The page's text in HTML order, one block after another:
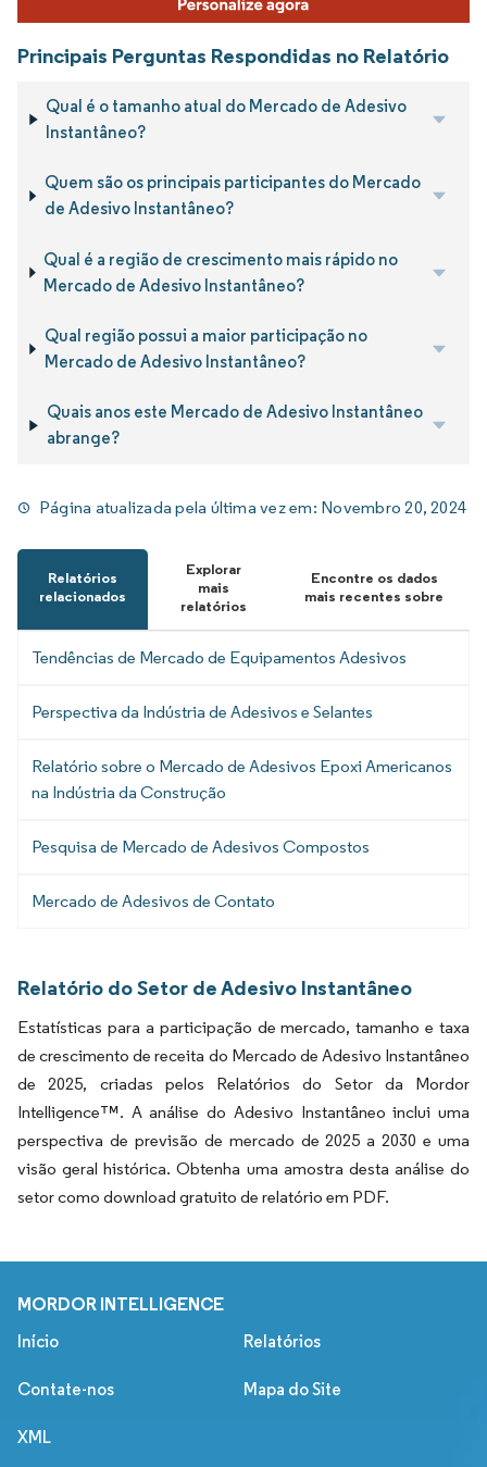
Principais Perguntas Respondidas no Relatório
Qual é o tamanho atual do Mercado de Adesivo
Instantâneo?
Quem são os principais participantes do Mercado
de Adesivo Instantâneo?
Qual é a região de crescimento mais rápido no
Mercado de Adesivo Instantâneo?
Qual região possui a maior participação no
Mercado de Adesivo Instantâneo?
Quais anos este Mercado de Adesivo Instantâneo
abrange?
Página atualizada pela última vez em: Novembro 20, 2024
Relatórios
relacionados
Explorar
mais
relatórios
Encontre os dados
mais recentes sobre
Tendências de Mercado de Equipamentos Adesivos
Perspectiva da Indústria de Adesivos e Selantes
Relatório sobre o Mercado de Adesivos Epoxi Americanos
na Indústria da Construção
Pesquisa de Mercado de Adesivos Compostos
Mercado de Adesivos de Contato
Relatório do Setor de Adesivo Instantâneo
Estatísticas para a participação de mercado, tamanho e taxa
de crescimento de receita do Mercado de Adesivo Instantâneo
de 2025, criadas pelos Relatórios do Setor da Mordor
Intelligence™. A análise do Adesivo Instantâneo inclui uma
perspectiva de previsão de mercado de 2025 a 2030 e uma
visão geral histórica. Obtenha uma amostra desta análise do
setor como download gratuito de relatório em PDF.
MORDOR INTELLIGENCE
Início Relatórios
Contate-nos Mapa do Site
XML